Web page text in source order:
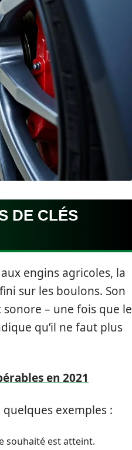
DE CLÉS
engins agricoles, la
sur les boulons. Son
– une fois que le
qu’il ne faut plus
en 2021
exemples :
souhaité est atteint.